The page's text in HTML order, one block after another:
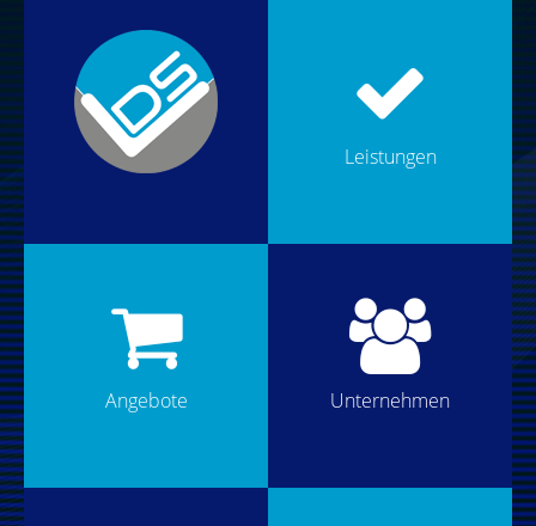
Leistungen
Angebote Unternehmen